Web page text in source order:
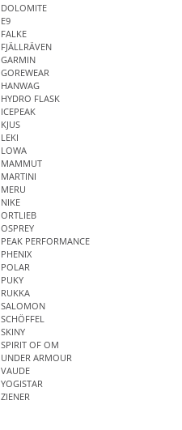
DOLOMITE
E9
FALKE
FJÄLLRÄVEN
GARMIN
GOREWEAR
HANWAG
HYDRO FLASK
ICEPEAK
KJUS
LEKI
LOWA
MAMMUT
MARTINI
MERU
NIKE
ORTLIEB
OSPREY
PEAK PERFORMANCE
PHENIX
POLAR
PUKY
RUKKA
SALOMON
SCHÖFFEL
SKINY
SPIRIT OF OM
UNDER ARMOUR
VAUDE
YOGISTAR
ZIENER